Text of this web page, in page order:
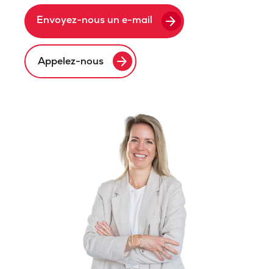
Envoyez-nous un e-mail arrow_forward
Appelez-nous arrow_forward